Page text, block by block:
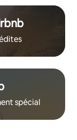
spécial